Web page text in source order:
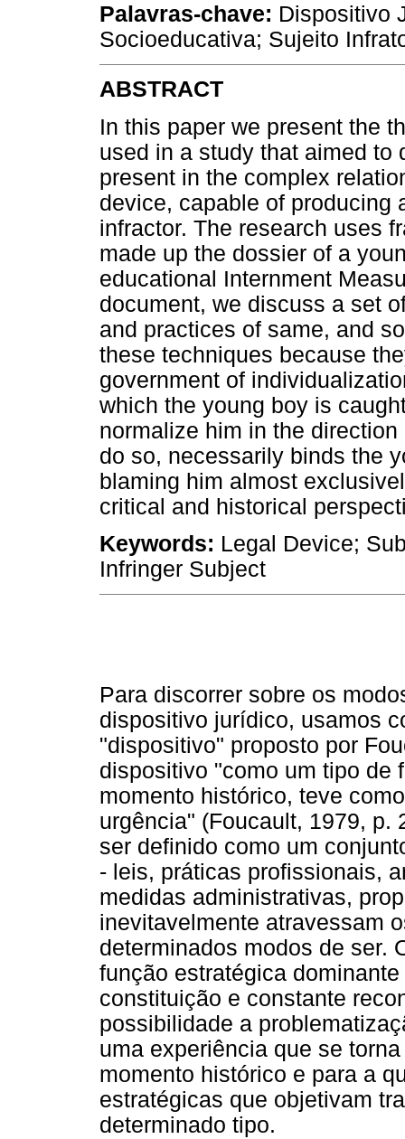
Palavras-chave: Dispositivo
Socioeducativa; Sujeito
ABSTRACT
In this paper we present the
used in a study that aimed to
present in the complex
device, capable of producing
infractor. The research uses
made up the dossier of a
educational Internment
document, we discuss a set
and practices of same, and
these techniques because
government of
which the young boy is
normalize him in the
do so, necessarily binds the
blaming him almost
critical and historical
Keywords: Legal Device;
Infringer Subject
Para discorrer sobre os
dispositivo jurídico, usamos
"dispositivo" proposto por
dispositivo "como um tipo de
momento histórico, teve
urgência" (Foucault, 1979, p.
ser definido como um
- leis, práticas profissionais,
medidas administrativas,
inevitavelmente atravessam
determinados modos de ser.
função estratégica
constituição e constante
possibilidade a
uma experiência que se
momento histórico e para a
estratégicas que objetivam
determinado tipo.